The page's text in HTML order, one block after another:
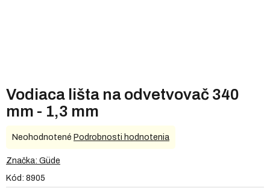
Vodiaca lišta na odvetvovač 340
mm - 1,3 mm
Kód: 8905
Priemerné
produktu
0,0
Neohodnotené Podrobnosti hodnotenia
Značka: Güde